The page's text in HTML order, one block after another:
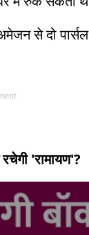
से दो
'रामायण'?